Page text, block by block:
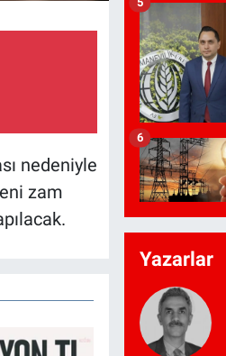
nedeniyle
zam
6
Yazarlar